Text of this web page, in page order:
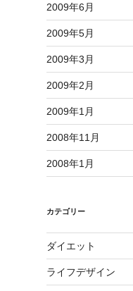
2009年6月
2009年5月
2009年3月
2009年2月
2009年1月
2008年11月
2008年1月
カテゴリー
ダイエット
ライフデザイン